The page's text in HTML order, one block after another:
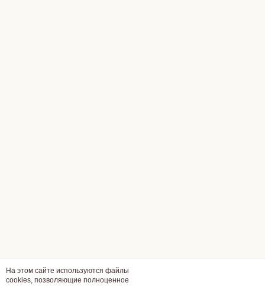
На этом сайте используются файлы
cookies, позволяющие полноценное